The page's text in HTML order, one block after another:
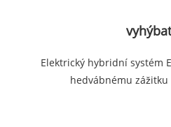
Elektrický hybridní systém
hedvábnému